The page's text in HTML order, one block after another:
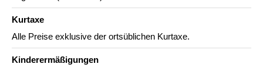
Kurtaxe
Alle Preise exklusive der ortsüblichen Kurtaxe.
Kinderermäßigungen